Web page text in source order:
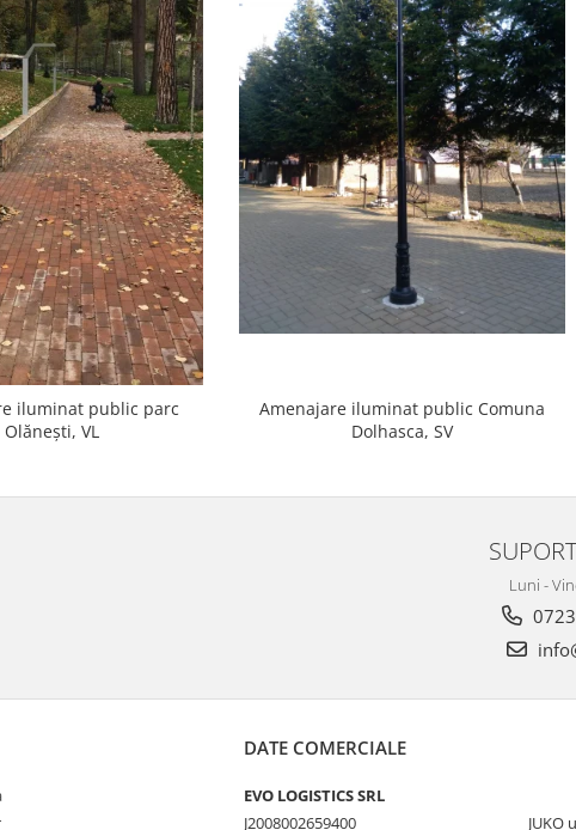
iluminat public parc
Olănești, VL
Amenajare iluminat public Comuna
Dolhasca, SV
Luni -
DATE COMERCIALE
EVO LOGISTICS SRL
J2008002659400
JUKO